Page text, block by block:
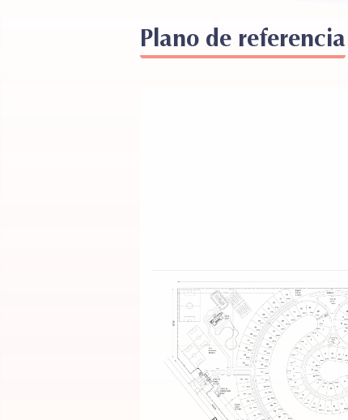
Plano de referencia